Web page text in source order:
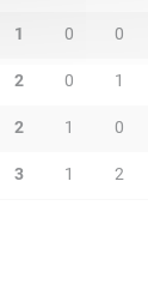
1 0 0
2 0 1
2 1 0
3 1 2